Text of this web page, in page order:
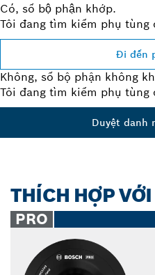
Có, số bộ phận khớp.
Tôi đang tìm kiếm phụ tùng
Đi đến
Không, số bộ phận không
Tôi đang tìm kiếm phụ tùng
Duyệt danh
THÍCH HỢP
PRO